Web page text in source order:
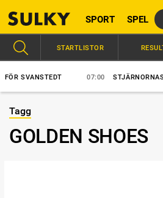
SPORT SPEL
SVANSTEDT 07:00 STJÄRNORNAS
STARTLISTOR
Tagg
GOLDEN SHOES